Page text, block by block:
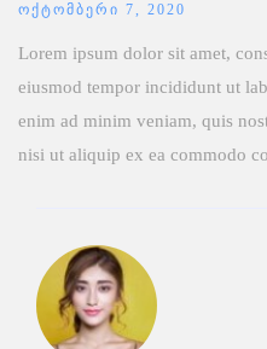
ᲝᲥᲢᲝᲛᲑᲔᲠᲘ 7, 2020
Lorem ipsum dolor sit amet,
eiusmod tempor incididunt ut
enim ad minim veniam, quis
nisi ut aliquip ex ea commodo